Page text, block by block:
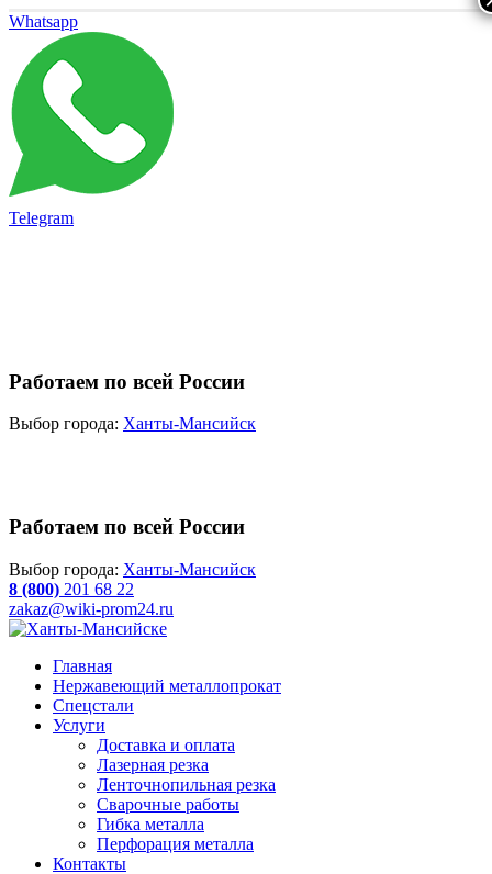
Whatsapp
Telegram
Работаем по всей России
Выбор города: Ханты-Мансийск
Работаем по всей России
Выбор города: Ханты-Мансийск
8 (800) 201 68 22
zakaz@wiki-prom24.ru
Главная
Нержавеющий металлопрокат
Спецстали
Услуги
Доставка и оплата
Лазерная резка
Ленточнопильная резка
Сварочные работы
Гибка металла
Перфорация металла
Контакты